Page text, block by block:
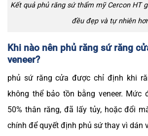
Kết quả phủ răng sứ thẩm mỹ Cercon HT
đều đẹp và tự nhiên
Khi nào nên phủ răng sứ răng
veneer?
phủ sứ răng cửa được chỉ định khi
không thể bảo tồn bằng veneer. Mức
50% thân răng, đã lấy tủy, hoặc đổi
chính để quyết định phủ sứ thay vì dán